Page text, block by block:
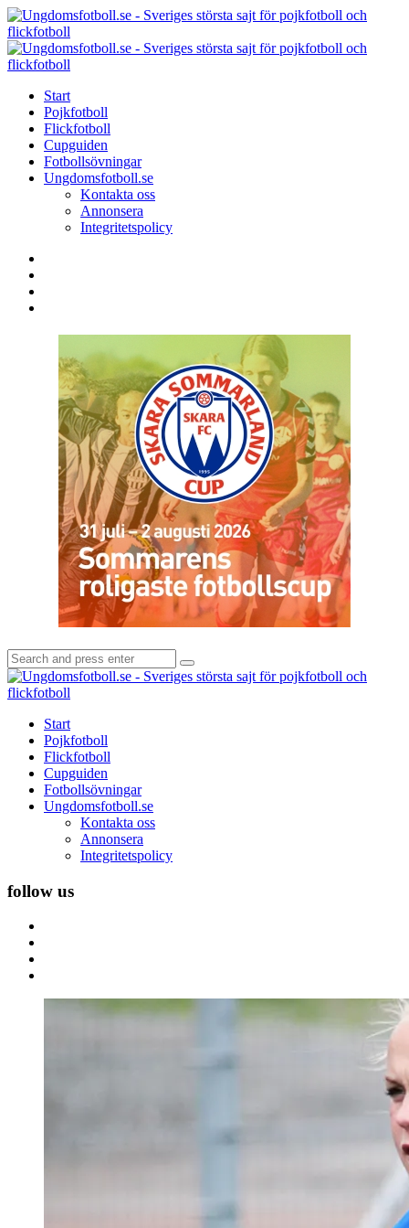
Menu
Search
Menu
Start
Pojkfotboll
Flickfotboll
Cupguiden
Fotbollsövningar
Ungdomsfotboll.se
Kontakta oss
Annonsera
Integritetspolicy
Search
for:
Search
Start
Pojkfotboll
Flickfotboll
Cupguiden
Fotbollsövningar
Ungdomsfotboll.se
Kontakta oss
Annonsera
Integritetspolicy
follow us